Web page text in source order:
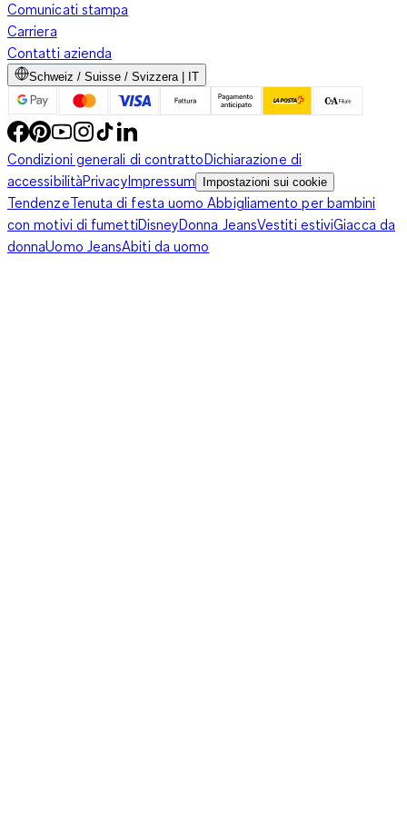
Comunicati stampa
Carriera
Contatti azienda
Schweiz / Suisse / Svizzera | IT
Condizioni generali di contrattoDichiarazione di
accessibilitàPrivacyImpressum Impostazioni sui cookie
TendenzeTenuta di festa uomoAbbigliamento per bambini
con motivi di fumettiDisneyDonna JeansVestiti estiviGiacca da
donnaUomo JeansAbiti da uomo